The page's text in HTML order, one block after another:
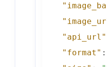
"api_url"
"format" :